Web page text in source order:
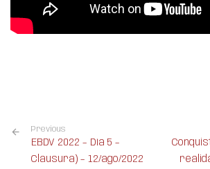
Previous
EBDV 2022 – Día 5 –
Clausura) – 12/ago/2022